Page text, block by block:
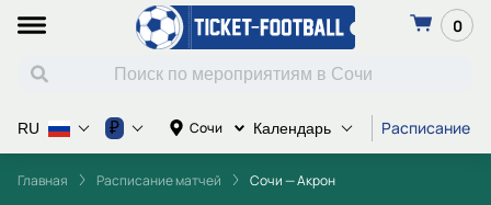
0
Сочи Календарь Расписание
RU ₽
Главная Расписание матчей Сочи — Акрон